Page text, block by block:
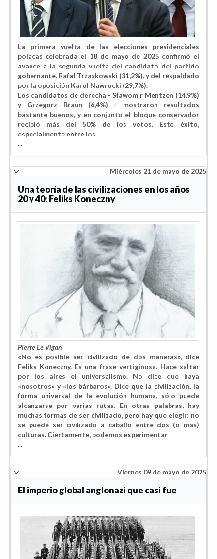
La primera vuelta de las elecciones presidenciales
polacas celebrada el 18 de mayo de 2025 confirmó el
avance a la segunda vuelta del candidato del partido
gobernante, Rafał Trzaskowski (31,2%), y del respaldado
por la oposición Karol Nawrocki (29,7%).
Los candidatos de derecha - Sławomir Mentzen (14,9%)
y Grzegorz Braun (6,4%) - mostraron resultados
bastante buenos, y en conjunto el bloque conservador
recibió más del 50% de los votos. Este éxito,
especialmente entre los
...
Miércoles 21 de mayo de 2025
Una teoría de las civilizaciones en los años
20 y 40: Feliks Koneczny
Pierre Le Vigan
«No es posible ser civilizado de dos maneras», dice
Feliks Koneczny. Es una frase vertiginosa. Hace saltar
por los aires el universalismo. No dice que haya
«nosotros» y «los bárbaros». Dice que la civilización, la
forma universal de la evolución humana, sólo puede
alcanzarse por varias rutas. En otras palabras, hay
muchas formas de ser civilizado, pero hay que elegir: no
se puede ser civilizado a caballo entre dos (o más)
culturas. Ciertamente, podemos experimentar
...
Viernes 09 de mayo de 2025
El imperio global anglonazi que casi fue